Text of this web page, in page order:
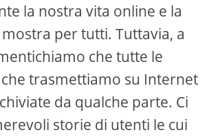
la nostra vita online e la
per tutti. Tuttavia, a
che tutte le
trasmettiamo su Internet
da qualche parte. Ci
storie di utenti le cui